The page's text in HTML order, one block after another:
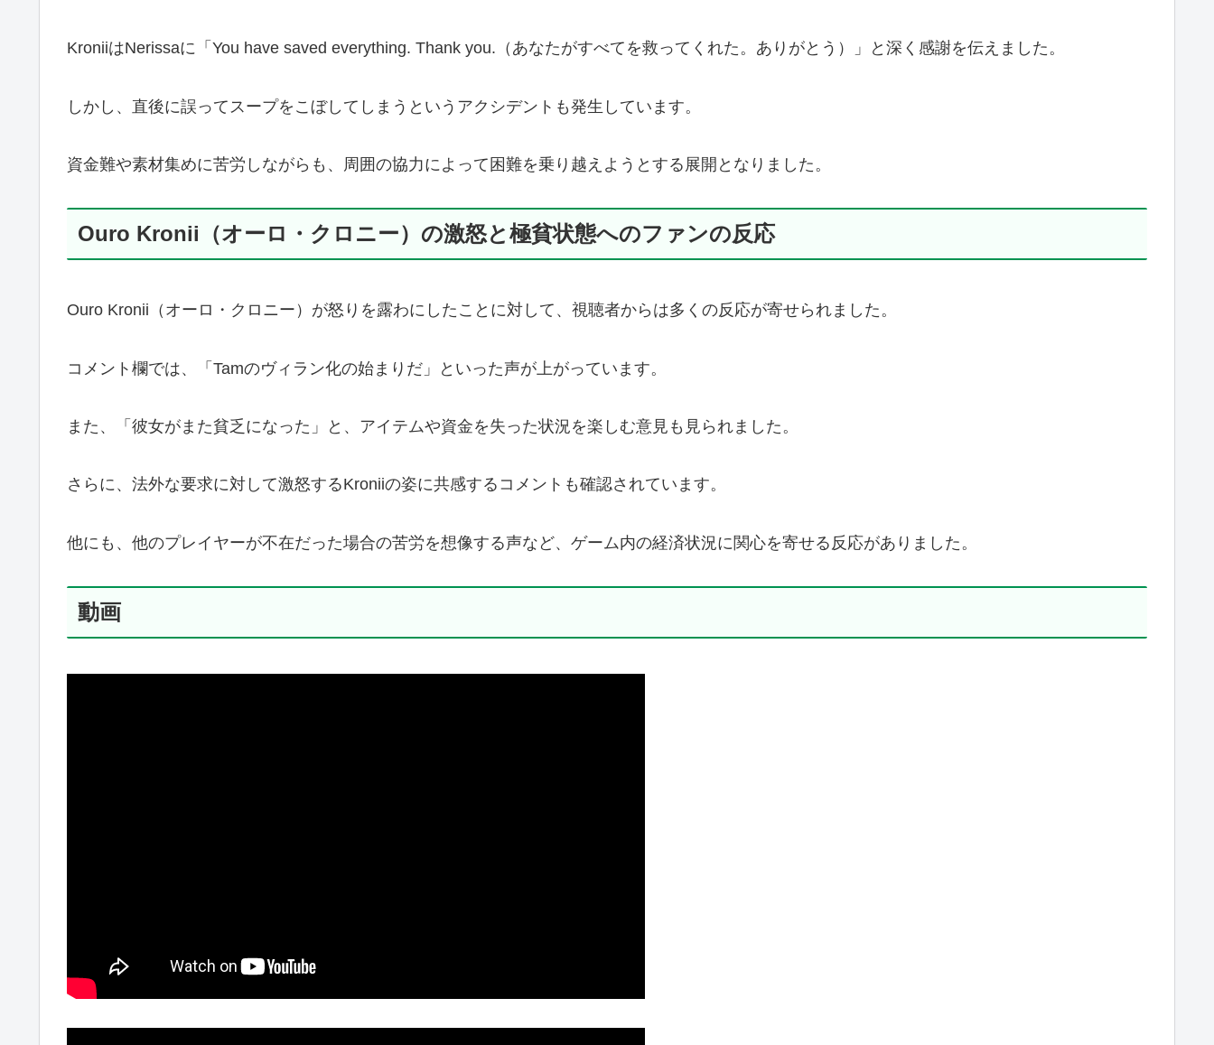
KroniiはNerissaに「You have saved everything. Thank you.（あなたがすべてを救ってくれた。ありがとう）」と深く感謝を伝えました。
しかし、直後に誤ってスープをこぼしてしまうというアクシデントも発生しています。
資金難や素材集めに苦労しながらも、周囲の協力によって困難を乗り越えようとする展開となりました。
Ouro Kronii（オーロ・クロニー）の激怒と極貧状態へのファンの反応
Ouro Kronii（オーロ・クロニー）が怒りを露わにしたことに対して、視聴者からは多くの反応が寄せられました。
コメント欄では、「Tamのヴィラン化の始まりだ」といった声が上がっています。
また、「彼女がまた貧乏になった」と、アイテムや資金を失った状況を楽しむ意見も見られました。
さらに、法外な要求に対して激怒するKroniiの姿に共感するコメントも確認されています。
他にも、他のプレイヤーが不在だった場合の苦労を想像する声など、ゲーム内の経済状況に関心を寄せる反応がありました。
動画